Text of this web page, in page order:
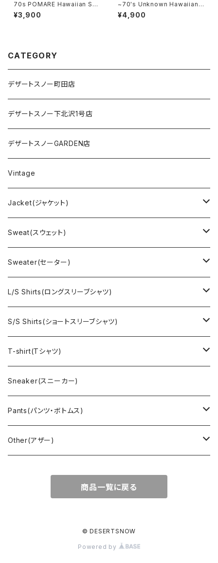
70s POMARE Hawaiian Shi
rt
¥3,900
~70's Unknown Hawaiian
Shirt
¥4,900
CATEGORY
デザートスノー町田店
デザートスノー下北沢1号店
デザートスノーGARDEN店
Vintage
Jacket(ジャケット)
US Military(ユーエスミリタリー)
EURO Military(ユーロミリタリー）
Ralph Laurne(ラルフローレン)
Denim jacket(デニムジャケット)
Vest(ベスト)
Outdoor(アウトドア)
Cover all(カバーオール)
Nylon Jacket(ナイロンジャケット)
Long Coat(ロングコート)
Sweat(スウェット)
Champion(チャンピオン)
Reverse Weave(リバースウィーブ)
Sports sweat(スポーツ スウェット)
Character(キャラクター)
Lee （リー）
Russell（ラッセル）
Sweater(セーター)
Ralph Lauren(ラルフローレン)
Brand(ブランド)
LACOSTE(ラコステ)
Cardigan(カーディガン)
Vest(ベスト)
Military （ミリタリー）
L/S Shirts(ロングスリーブシャツ)
Ralph Lauren(ラルフローレン)
Brooks Brothers(ブルックスブラザーズ)
Military（ミリタリー）
Euro(ヨーロッパ)
Work（ワーク）
Outdoor(アウトドア)
Character（キャラクター）
S/S Shirts(ショートスリーブシャツ)
Ralph Lauren (ラルフローレン)
Hawaiian(ハワイアン)
Military (ミリタリー )
bowling（ボウリング）
T-shirt(Tシャツ)
Champion(チャンピオン)
Sport(スポーツ)
Harley Davidson(ハーレーダビッドソン)
SK-8(スケート)
Sneaker(スニーカー)
Pants(パンツ・ボトムス)
Carhartt,Dickies(カーハート、ディッキーズ)
US Military（ユーエスミリタリー）
EURO Military(ユーロミリタリー)
Other(アザー)
商品一覧に戻る
© DESERTSNOW
Powered by